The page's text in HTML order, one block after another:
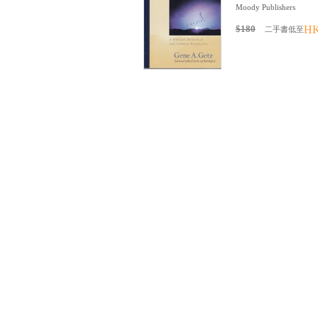
Moody Publishers
$180 二手書低至